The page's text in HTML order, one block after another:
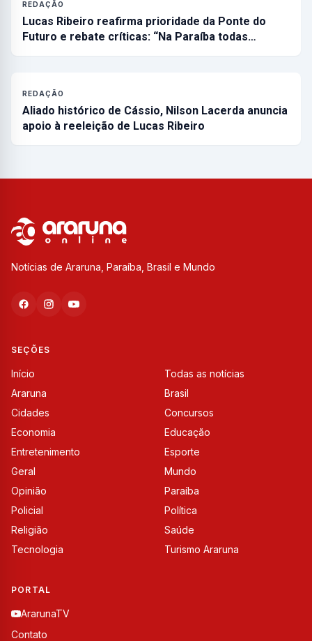
REDAÇÃO
Lucas Ribeiro reafirma prioridade da Ponte do
Futuro e rebate críticas: “Na Paraíba todas…
REDAÇÃO
Aliado histórico de Cássio, Nilson Lacerda anuncia
apoio à reeleição de Lucas Ribeiro
Notícias de Araruna, Paraíba, Brasil e Mundo
SEÇÕES
Início
Todas as notícias
Araruna
Brasil
Cidades
Concursos
Economia
Educação
Entretenimento
Esporte
Geral
Mundo
Opinião
Paraíba
Policial
Política
Religião
Saúde
Tecnologia
Turismo Araruna
PORTAL
ArarunaTV
Contato